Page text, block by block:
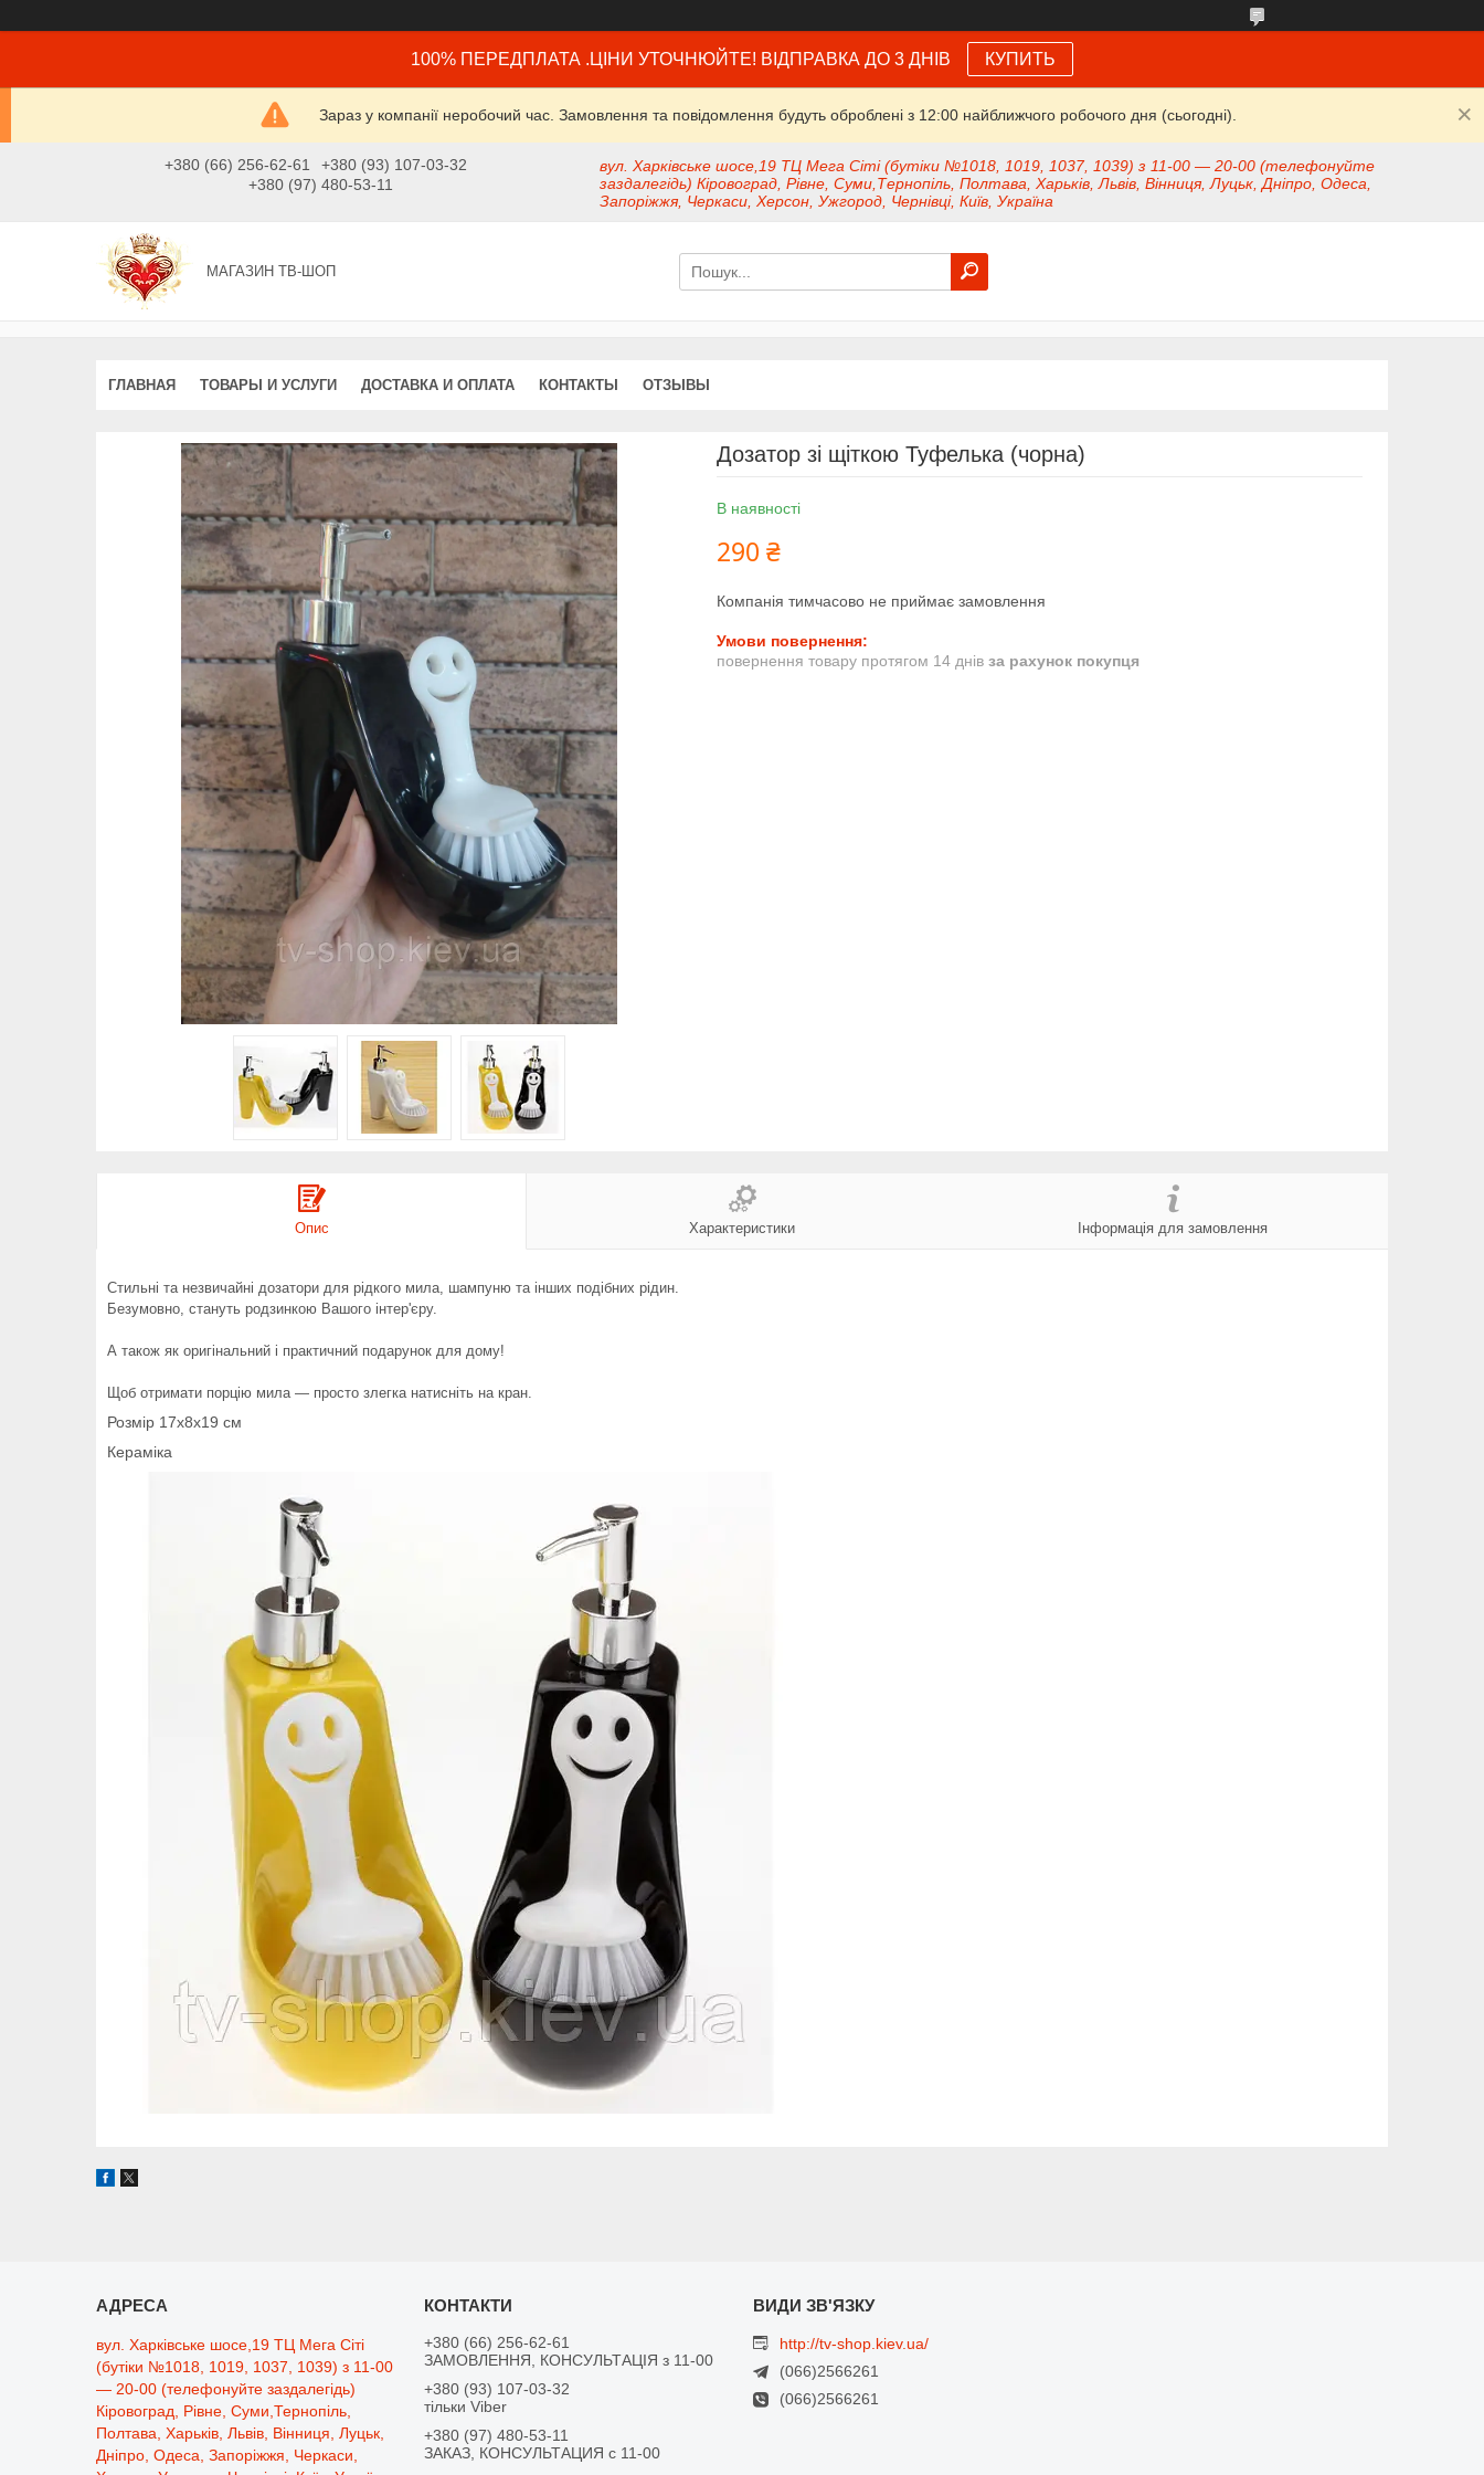
100% ПЕРЕДПЛАТА .ЦІНИ УТОЧНЮЙТЕ! ВІДПРАВКА ДО 3 ДНІВ КУПИТЬ
Зараз у компанії неробочий час. Замовлення та повідомлення будуть оброблені з 12:00 найближчого робочого дня (сьогодні).
+380 (66) 256-62-61
+380 (93) 107-03-32
+380 (97) 480-53-11
вул. Харківське шосе,19 ТЦ Мега Сіті (бутіки №1018, 1019, 1037, 1039) з 11-00 — 20-00 (телефонуйте
заздалегідь) Кіровоград, Рівне, Суми,Тернопіль, Полтава, Харьків, Львів, Вінниця, Луцьк, Дніпро, Одеса,
Запоріжжя, Черкаси, Херсон, Ужгород, Чернівці, Київ, Україна
МАГАЗИН ТВ-ШОП
ГЛАВНАЯ ТОВАРЫ И УСЛУГИ ДОСТАВКА И ОПЛАТА КОНТАКТЫ ОТЗЫВЫ
Дозатор зі щіткою Туфелька (чорна)
В наявності
290 ₴
Компанія тимчасово не приймає замовлення
повернення товару протягом 14 днів за рахунок покупця
Опис Характеристики Інформація для замовлення
Стильні та незвичайні дозатори для рідкого мила, шампуню та інших подібних рідин.
Безумовно, стануть родзинкою Вашого інтер'єру.
А також як оригінальний і практичний подарунок для дому!
Щоб отримати порцію мила — просто злегка натисніть на кран.
Розмір 17х8х19 см
Кераміка
вул. Харківське шосе,19 ТЦ Мега Сіті
(бутіки №1018, 1019, 1037, 1039) з 11-00
— 20-00 (телефонуйте заздалегідь)
Кіровоград, Рівне, Суми,Тернопіль,
Полтава, Харьків, Львів, Вінниця, Луцьк,
Дніпро, Одеса, Запоріжжя, Черкаси,
+380 (66) 256-62-61
ЗАМОВЛЕННЯ, КОНСУЛЬТАЦІЯ з 11-00
+380 (93) 107-03-32
тільки Viber
+380 (97) 480-53-11
ЗАКАЗ, КОНСУЛЬТАЦИЯ с 11-00
http://tv-shop.kiev.ua/
(066)2566261
(066)2566261